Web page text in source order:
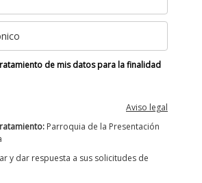
de mis datos para la finalidad
Aviso legal
Parroquia de la Presentación
y dar respuesta a sus solicitudes de